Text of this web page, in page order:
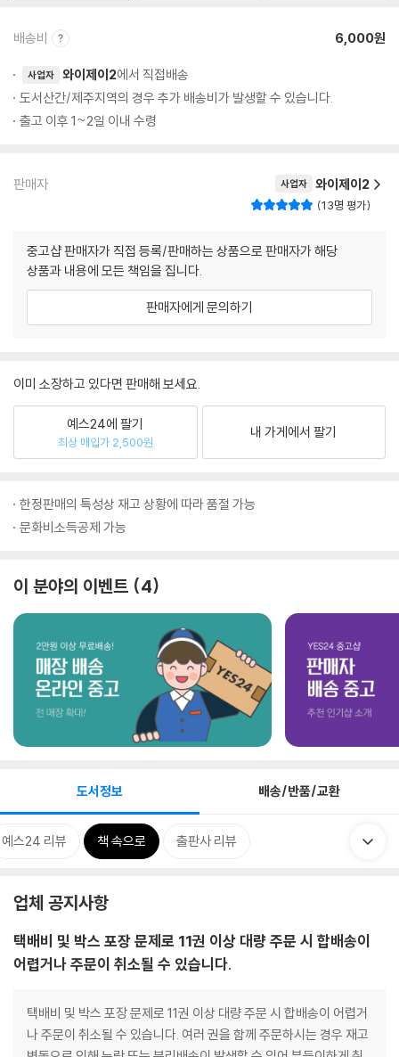
배송비 6,000원
사업자 와이제이2에서 직접배송
도서산간/제주지역의 경우 추가 배송비가 발생할 수 있습니다.
출고 이후 1~2일 이내 수령
판매자 사업자 와이제이2
13명 평가
중고샵 판매자가 직접 등록/판매하는 상품으로 판매자가 해당
상품과 내용에 모든 책임을 집니다.
판매자에게 문의하기
이미 소장하고 있다면 판매해 보세요.
예스24에 팔기
최상 매입가 2,500원
내 가게에서 팔기
한정판매의 특성상 재고 상황에 따라 품절 가능
문화비소득공제 가능
이 분야의 이벤트 4
도서정보 배송/반품/교환
예스24 리뷰 책 속으로 출판사 리뷰
업체 공지사항
택배비 및 박스 포장 문제로 11권 이상 대량 주문 시 합배송이
어렵거나 주문이 취소될 수 있습니다.
택배비 및 박스 포장 문제로 11권 이상 대량 주문 시 합배송이 어렵거
나 주문이 취소될 수 있습니다. 여러 권을 함께 주문하시는 경우 재고